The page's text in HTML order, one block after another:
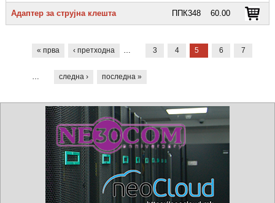
Адаптер за струјна клешта ППК348 60.00
« прва ‹ претходна … 3 4 5 6 7
… следна › последна »